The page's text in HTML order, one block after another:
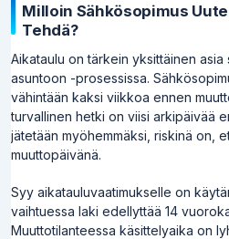
Milloin Sähkösopimus
Tehdä?
Aikataulu on tärkein yksittäinen
asuntoon -prosessissa.
vähintään kaksi viikkoa ennen
turvallinen hetki on viisi arkipäivää
jätetään myöhemmäksi, riskinä on,
muuttopäivänä.
Syy aikatauluvaatimukselle on
vaihtuessa laki edellyttää 14
Muuttotilanteessa käsittelyaika on